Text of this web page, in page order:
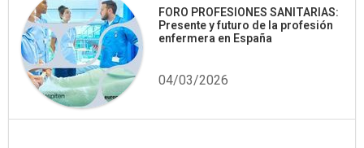
FORO PROFESIONES SANITARIAS:
Presente y futuro de la profesión
enfermera en España
04/03/2026